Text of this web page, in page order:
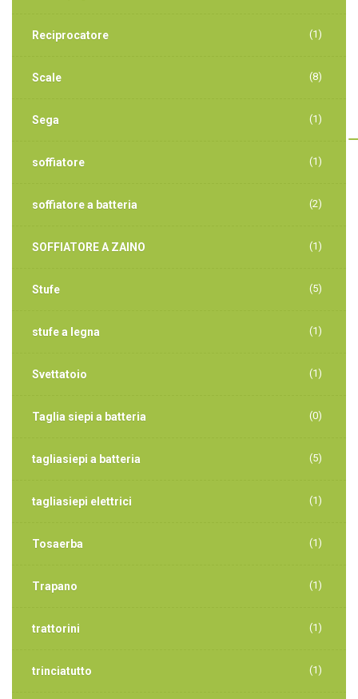
Reciprocatore (1)
Scale (8)
Sega (1)
soffiatore (1)
soffiatore a batteria (2)
SOFFIATORE A ZAINO (1)
Stufe (5)
stufe a legna (1)
Svettatoio (1)
Taglia siepi a batteria (0)
tagliasiepi a batteria (5)
tagliasiepi elettrici (1)
Tosaerba (1)
Trapano (1)
trattorini (1)
trinciatutto (1)